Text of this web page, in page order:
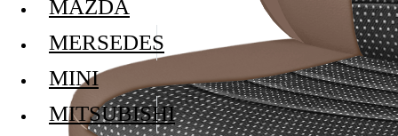
MAZDA
MERSEDES
MINI
MITSUBISHI